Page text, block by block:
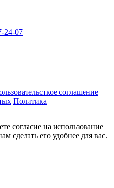
24-07
соглашение
Политика
согласие на использование
сделать его удобнее для вас.